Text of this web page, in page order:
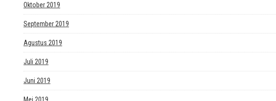
Oktober 2019
September 2019
Agustus 2019
Juli 2019
Juni 2019
Mei 2019